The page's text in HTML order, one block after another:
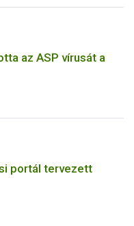
az ASP vírusát a
portál tervezett